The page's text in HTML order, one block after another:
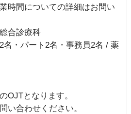
時間についての詳細はお問い
合診療科
名・パート2名・事務員2名 / 薬
OJTとなります。
い合わせください。